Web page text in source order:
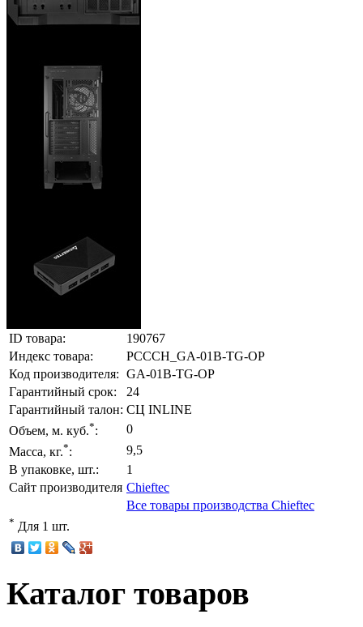
ID товара:
190767
Индекс товара:
PCCCH_GA-01B-TG-OP
Код производителя: GA-01B-TG-OP
Гарантийный срок:
24
Гарантийный талон: СЦ INLINE
Объем, м. куб.*:
0
Масса, кг.*:
9,5
В упаковке, шт.:
1
Сайт производителя Chieftec
Все товары производства Chieftec
* Для 1 шт.
Каталог товаров